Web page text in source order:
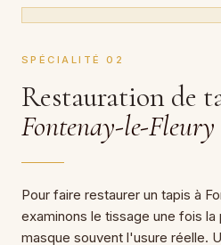
SPÉCIALITÉ 02
Restauration de
Fontenay-le-Fleury
Pour faire restaurer un tapis à
examinons le tissage une fois
masque souvent l'usure réelle.